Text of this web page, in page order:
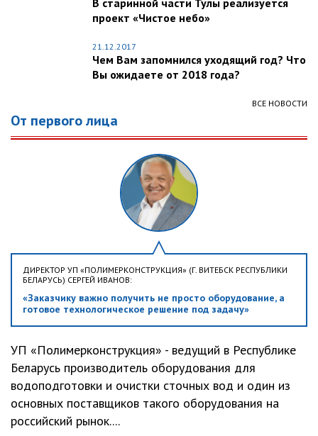
В старинной части Тулы реализуется
проект «Чистое небо»
21.12.2017
Чем Вам запомнился уходящий год? Что
Вы ожидаете от 2018 года?
ВСЕ НОВОСТИ
От первого лица
ДИРЕКТОР УП «ПОЛИМЕРКОНСТРУКЦИЯ» (Г. ВИТЕБСК РЕСПУБЛИКИ
БЕЛАРУСЬ) СЕРГЕЙ ИВАНОВ:
«Заказчику важно получить не просто оборудование, а
готовое технологическое решение под задачу»
УП «Полимерконструкция» - ведущий в Республике
Беларусь производитель оборудования для
водоподготовки и очистки сточных вод и один из
основных поставщиков такого оборудования на
российский рынок....